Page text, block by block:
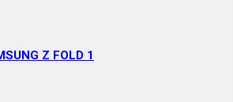
Z FOLD 1